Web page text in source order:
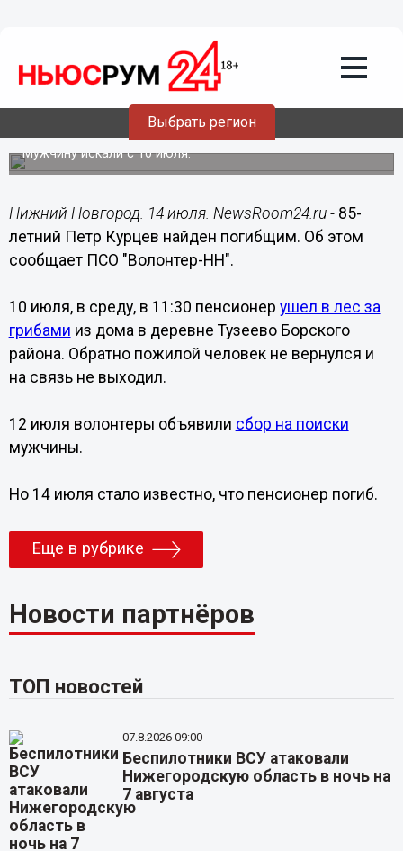
Выбрать регион
14.07.201921:43
85-летний Петр Курцев найден
Мужчину искали с 10 июля.
Нижний Новгород. 14 июля. NewsRoom24.ru - 85-
летний Петр Курцев найден погибщим. Об этом
сообщает ПСО "Волонтер-НН".
10 июля, в среду, в 11:30 пенсионер ушел в лес за
грибами из дома в деревне Тузеево Борского
района. Обратно пожилой человек не вернулся и
на связь не выходил.
12 июля волонтеры объявили сбор на поиски
мужчины.
Но 14 июля стало известно, что пенсионер погиб.
Еще в рубрике
Новости партнёров
ТОП новостей
07.8.2026 09:00
Беспилотники ВСУ атаковали
Нижегородскую область в ночь на
7 августа